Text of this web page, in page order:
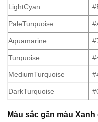
LightCyan
PaleTurquoise
Aquamarine
Turquoise
MediumTurquoise
DarkTurquoise
Màu sắc gần màu